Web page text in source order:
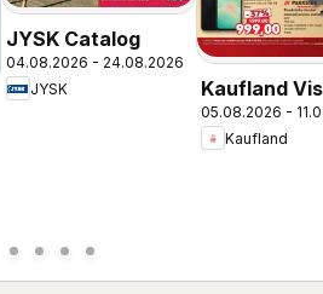
JYSK Catalog
04.08.2026 - 24.08.2026
JYSK
Kaufland
Sus
05.08.2026 -
Kaufland